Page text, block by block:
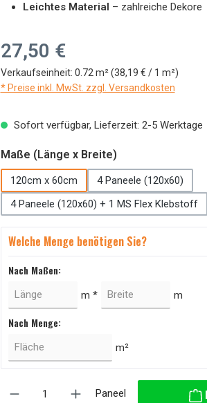
Leichtes Material – zahlreiche Dekore
Regulärer Preis:
27,50 €
Verkaufseinheit: 0.72 m²(38,19 € / 1 m²)
* Preise inkl. MwSt. zzgl. Versandkosten
Sofort verfügbar, Lieferzeit: 2-5 Werktage
Maße (Länge x Breite)auswählen
120cm x 60cm
4 Paneele (120x60)
4 Paneele (120x60) + 1 MS Flex Klebstoff
Welche Menge benötigen Sie?
Nach Maßen:
m * m
Nach Menge:
m²
Paneel